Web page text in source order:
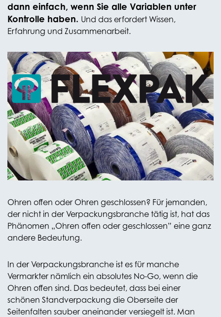
dann einfach, wenn Sie alle Variablen unter
Kontrolle haben. Und das erfordert Wissen,
Erfahrung und Zusammenarbeit.
HALTEN SIE AUGEN UND
OHREN OFFEN!
Wir haben nämlich die Lösung für das
Verschließen der Ohren bei einer Mono-PE-
Verpackung.
Ohren offen oder Ohren geschlossen? Für jemanden,
der nicht in der Verpackungsbranche tätig ist, hat das
Phänomen „Ohren offen oder geschlossen” eine ganz
andere Bedeutung.
In der Verpackungsbranche ist es für manche
Vermarkter nämlich ein absolutes No-Go, wenn die
Ohren offen sind. Das bedeutet, dass bei einer
schönen Standverpackung die Oberseite der
Seitenfalten sauber aneinander versiegelt ist. Man